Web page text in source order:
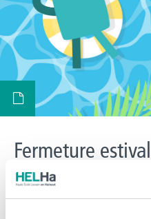
Fermeture
École du 11
prochain